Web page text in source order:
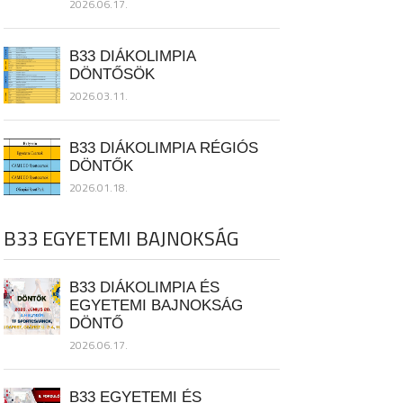
2026.06.17.
B33 DIÁKOLIMPIA
DÖNTŐSÖK
2026.03.11.
B33 DIÁKOLIMPIA RÉGIÓS
DÖNTŐK
2026.01.18.
B33 EGYETEMI BAJNOKSÁG
B33 DIÁKOLIMPIA ÉS
EGYETEMI BAJNOKSÁG
DÖNTŐ
2026.06.17.
B33 EGYETEMI ÉS